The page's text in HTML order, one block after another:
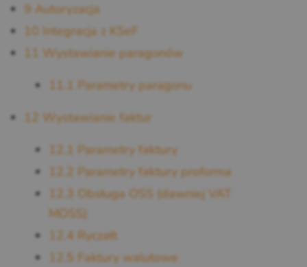
9 Autoryzacja
10
Integracja z KSeF
11 Wystawianie paragonów
11.1 Parametry paragonu
12 Wystawianie faktur
12.1 Parametry faktury
12.2 Parametry faktury proforma
12.3 Obsługa OSS (dawniej VAT
MOSS)
12.4 Ryczałt
12.5 Faktury walutowe